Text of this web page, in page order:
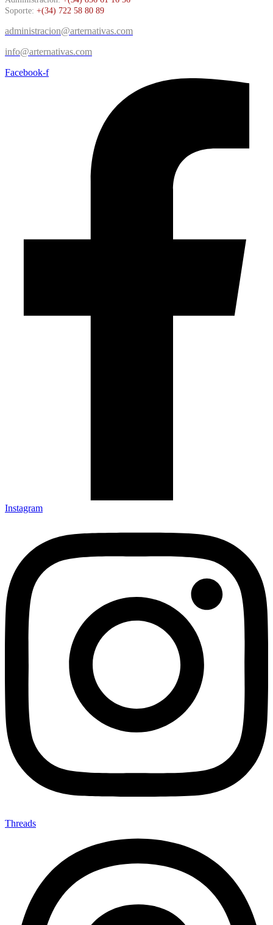
Soporte: +(34) 722 58 80 89
administracion@arternativas.com
info@arternativas.com
Facebook-f
Instagram
Threads